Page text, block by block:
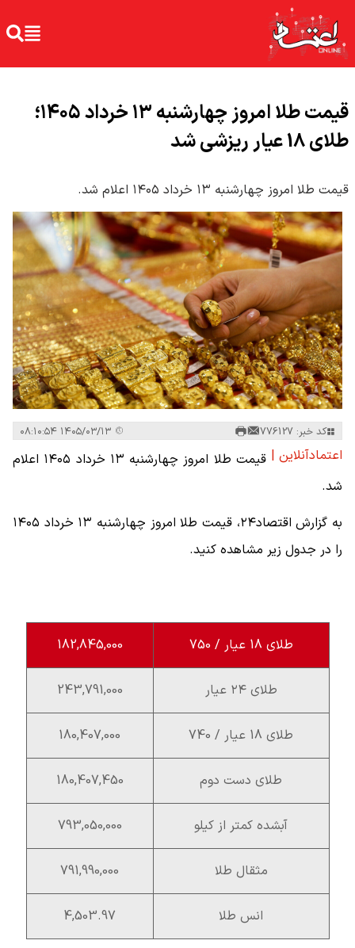
قیمت طلا امروز چهارشنبه ۱۳ خرداد ۱۴۰۵؛
طلای 18 عیار ریزشی شد
قیمت طلا امروز چهارشنبه ۱۳ خرداد ۱۴۰۵ اعلام شد.
کد خبر: 776127
اعتمادآنلاین |
قیمت طلا امروز چهارشنبه ۱۳ خرداد ۱۴۰۵ اعلام
شد.
به گزارش اقتصاد۲۴، قیمت طلا امروز چهارشنبه ۱۳ خرداد ۱۴۰۵
را در جدول زیر مشاهده کنید.
طلای 18 عیار / 750 182,845,000
طلای ۲۴ عیار 243,791,000
طلای 18 عیار / 740 180,407,000
طلای دست دوم 180,407,450
آبشده کمتر از کیلو 793,050,000
مثقال طلا 791,990,000
انس طلا 4,503.97